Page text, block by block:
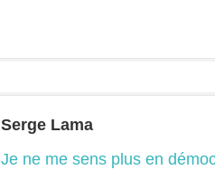
Serge Lama
Je ne me sens plus en